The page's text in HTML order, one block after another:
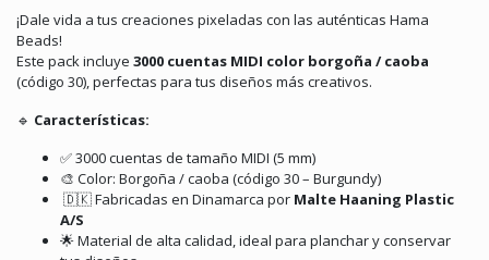
¡Dale vida a tus creaciones pixeladas con las auténticas Hama
Beads!
Este pack incluye 3000 cuentas MIDI color borgoña / caoba
(código 30), perfectas para tus diseños más creativos.
🔹 Características:
✅ 3000 cuentas de tamaño MIDI (5 mm)
🎨 Color: Borgoña / caoba (código 30 – Burgundy)
🇩🇰 Fabricadas en Dinamarca por Malte Haaning Plastic
A/S
🌟 Material de alta calidad, ideal para planchar y conservar